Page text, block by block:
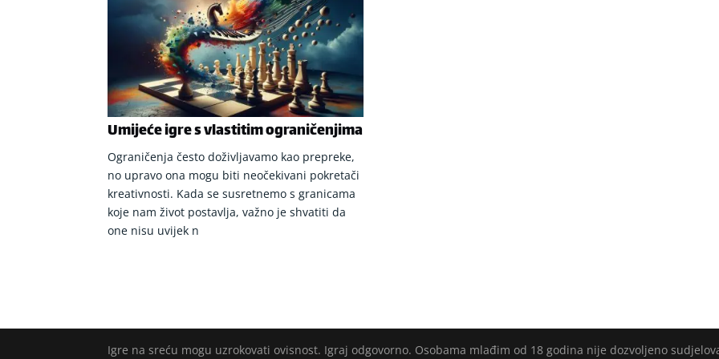
Umijeće igre s vlastitim ograničenjima
Ograničenja često doživljavamo kao prepreke,
no upravo ona mogu biti neočekivani pokretači
kreativnosti. Kada se susretnemo s granicama
koje nam život postavlja, važno je shvatiti da
one nisu uvijek n
Igre na sreću mogu uzrokovati ovisnost. Igraj odgovorno. Osobama mlađim od 18 godina nije dozvoljeno